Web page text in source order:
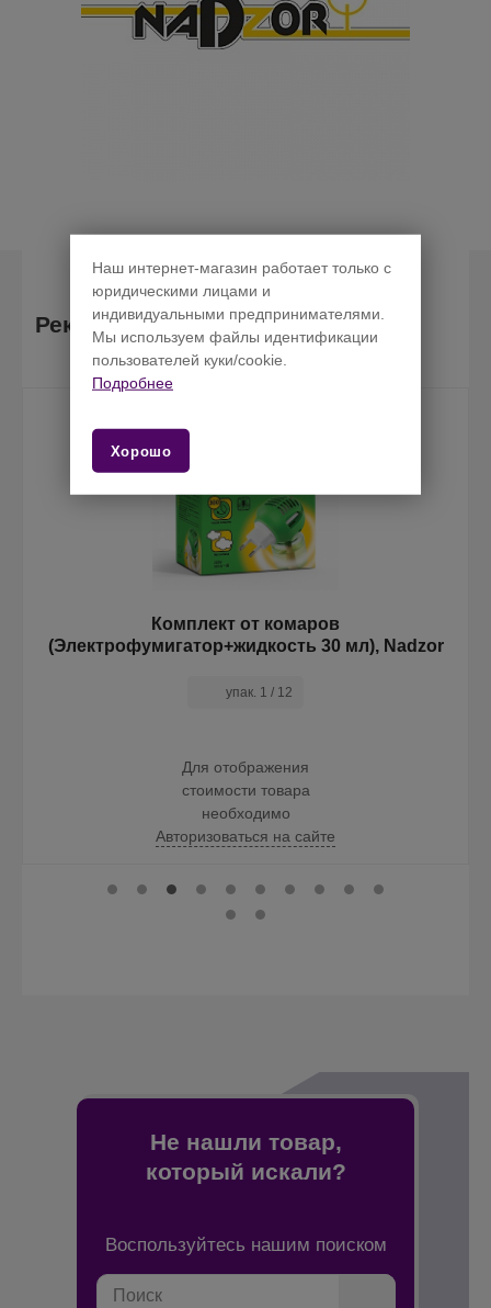
Рекомендуемые товары
Комплект от комаров
(Электрофумигатор+жидкость 30 мл), Nadzor
упак. 1 / 12
Для отображения
стоимости товара
необходимо
Авторизоваться на сайте
Не нашли товар,
который искали?
Воспользуйтесь нашим поиском
Поиск
Наш интернет-магазин работает только с
юридическими лицами и
индивидуальными предпринимателями.
Мы используем файлы идентификации
пользователей куки/cookie.
Подробнее
Хорошо